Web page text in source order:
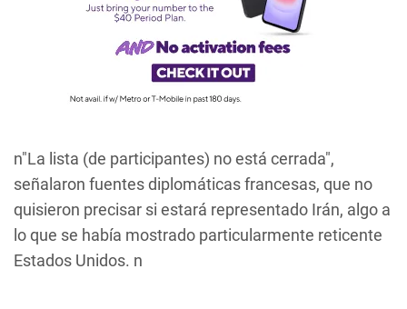
n"La lista (de participantes) no está cerrada",
señalaron fuentes diplomáticas francesas, que no
quisieron precisar si estará representado Irán, algo a
lo que se había mostrado particularmente reticente
Estados Unidos. n